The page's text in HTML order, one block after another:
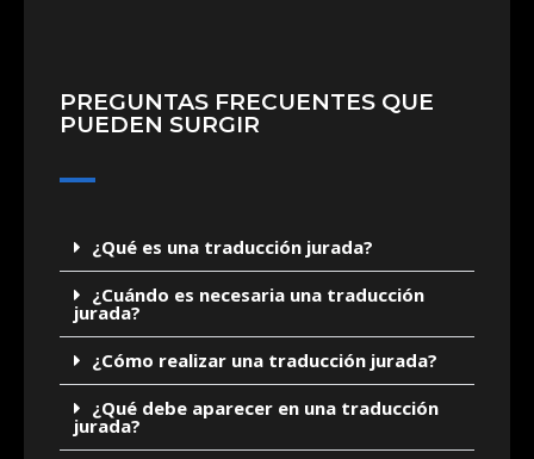
PREGUNTAS FRECUENTES QUE
PUEDEN SURGIR
¿Qué es una traducción jurada?
¿Cuándo es necesaria una traducción
jurada?
¿Cómo realizar una traducción jurada?
¿Qué debe aparecer en una traducción
jurada?